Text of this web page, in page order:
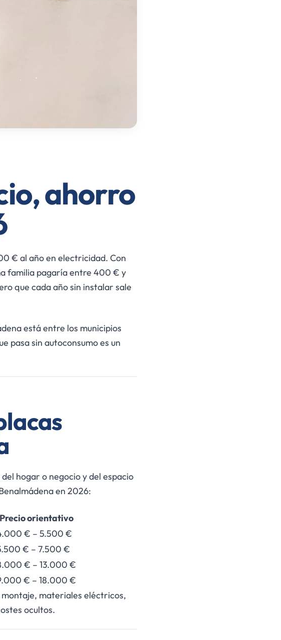
ahorro
€ al año en electricidad. Con
familia pagaría entre 400 € y
que cada año sin instalar sale
está entre los municipios
pasa sin autoconsumo es un
hogar o negocio y del espacio
en 2026:
Precio orientativo
€ – 5.500 €
€ – 7.500 €
€ – 13.000 €
€ – 18.000 €
materiales eléctricos,
ocultos.